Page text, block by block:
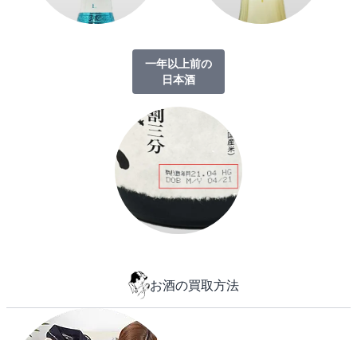
一年以上前の
日本酒
お酒の買取方法